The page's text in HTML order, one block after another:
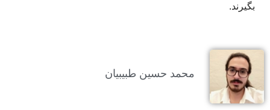
بگیرند.
محمد حسین طبیبیان